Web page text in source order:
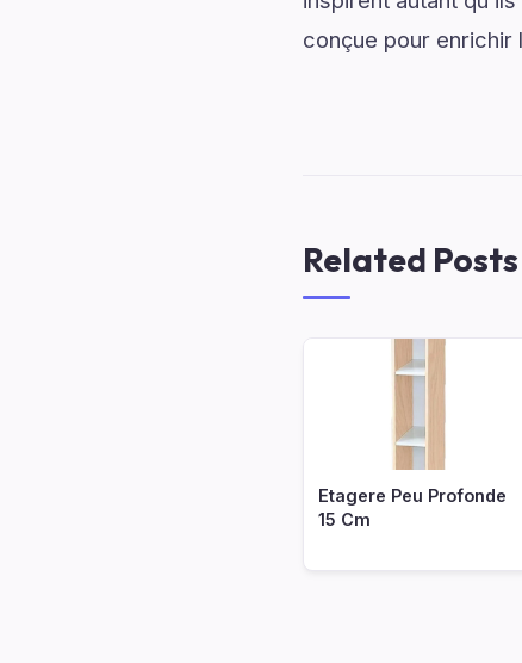
conçue pour enrichir
Related Posts
Etagere Peu Profonde
15 Cm